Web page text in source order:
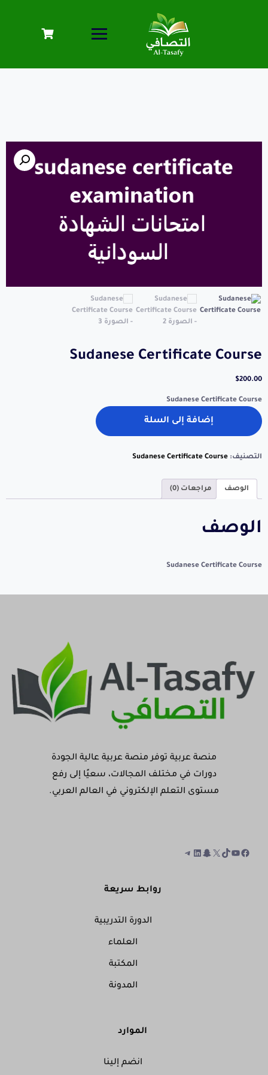
Sudanese Certificate Course
$200.00
Sudanese Certificate Course
إضافة إلى السلة
التصنيف: Sudanese Certificate Course
الوصف مراجعات (0)
الوصف
Sudanese Certificate Course
منصة عربية توفر منصة عربية عالية الجودة
دورات في مختلف المجالات، سعيًا إلى رفع
مستوى التعلم الإلكتروني في العالم العربي.
روابط سريعة
الدورة التدريبية
العلماء
المكتبة
المدونة
الموارد
انضم إلينا